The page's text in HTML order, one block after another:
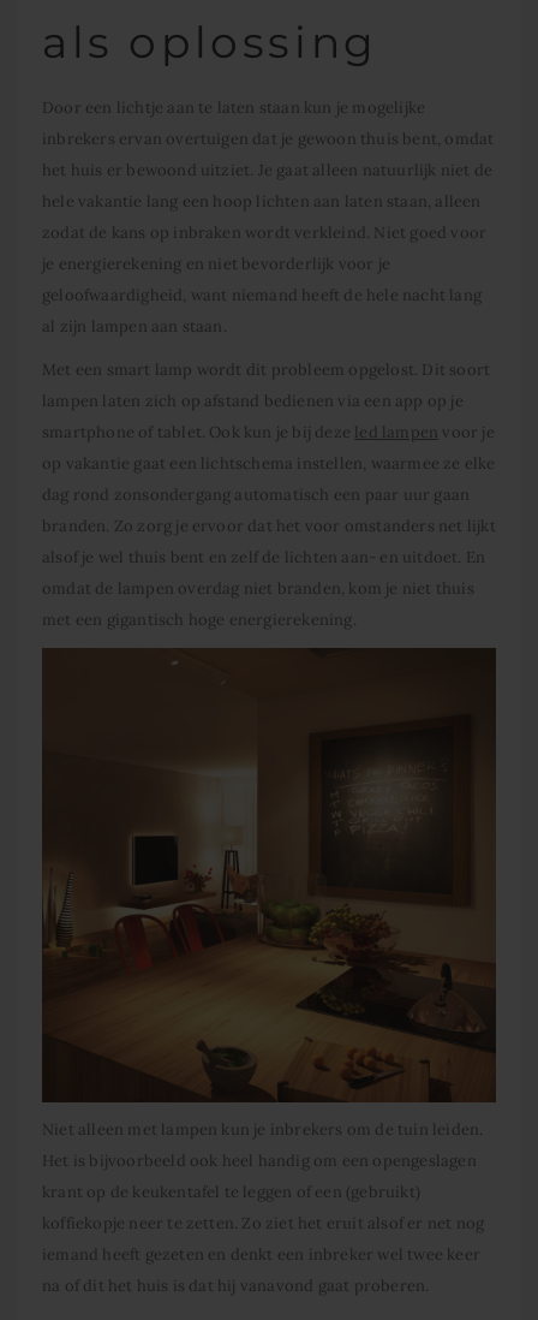
als oplossing
Door een lichtje aan te laten staan kun je mogelijke
inbrekers ervan overtuigen dat je gewoon thuis bent, omdat
het huis er bewoond uitziet. Je gaat alleen natuurlijk niet de
hele vakantie lang een hoop lichten aan laten staan, alleen
zodat de kans op inbraken wordt verkleind. Niet goed voor
je energierekening en niet bevorderlijk voor je
geloofwaardigheid, want niemand heeft de hele nacht lang
al zijn lampen aan staan.
Met een smart lamp wordt dit probleem opgelost. Dit soort
lampen laten zich op afstand bedienen via een app op je
smartphone of tablet. Ook kun je bij deze led lampen voor je
op vakantie gaat een lichtschema instellen, waarmee ze elke
dag rond zonsondergang automatisch een paar uur gaan
branden. Zo zorg je ervoor dat het voor omstanders net lijkt
alsof je wel thuis bent en zelf de lichten aan- en uitdoet. En
omdat de lampen overdag niet branden, kom je niet thuis
met een gigantisch hoge energierekening.
Niet alleen met lampen kun je inbrekers om de tuin leiden.
Het is bijvoorbeeld ook heel handig om een opengeslagen
krant op de keukentafel te leggen of een (gebruikt)
koffiekopje neer te zetten. Zo ziet het eruit alsof er net nog
iemand heeft gezeten en denkt een inbreker wel twee keer
na of dit het huis is dat hij vanavond gaat proberen.